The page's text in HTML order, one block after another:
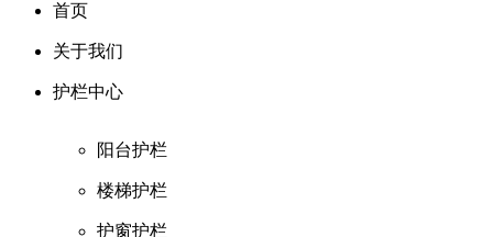
首页
关于我们
护栏中心
阳台护栏
楼梯护栏
护窗护栏